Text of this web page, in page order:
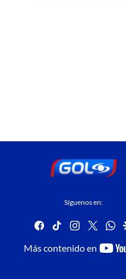
Síguenos en:
facebook
tiktokinstagram
twitter
Más contenido en